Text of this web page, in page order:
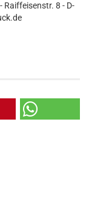
Raiffeisenstr. 8 - D-